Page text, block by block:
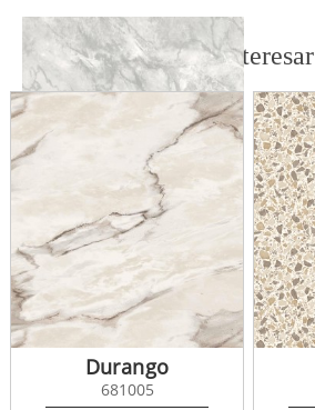
Quartz Haven 683387
También te puede interesar
Durango
681005